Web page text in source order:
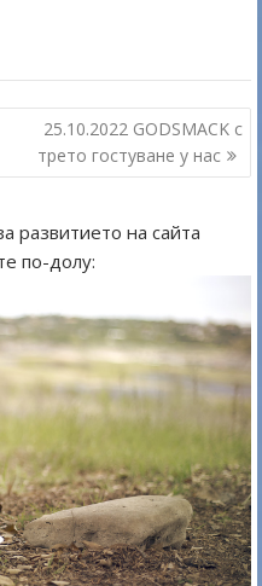
25.10.2022 GODSMACK с
трето гостуване у нас
развитието на сайта
по-долу: